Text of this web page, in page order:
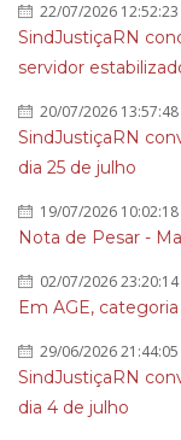
22/07/2026 12:52:23
SindJustiçaRN
servidor
20/07/2026 13:57:48
SindJustiçaRN
dia 25 de julho
19/07/2026 10:02:18
Nota de Pesar -
02/07/2026 23:20:14
Em AGE,
29/06/2026 21:44:05
SindJustiçaRN
dia 4 de julho